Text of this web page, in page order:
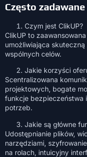
Często
Czym jest ClikUP?
ClikUP to
umożliwiająca skuteczną
wspólnych celów.
Jakie korzyści
Scentralizowana
projektowych, bogate
funkcje bezpieczeństwa
potrzeb.
Jakie są główne
Udostępnianie plików,
narzędziami,
na rolach, intuicyjny